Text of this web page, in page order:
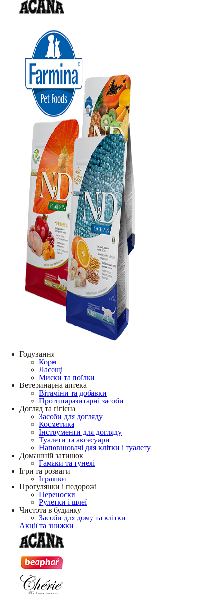
Годування
Корм
Ласощі
Миски та поїлки
Ветеринарна аптека
Вітаміни та добавки
Протипаразитарні засоби
Догляд та гігієна
Засоби для догляду
Косметика
Інструменти для догляду
Туалети та аксесуари
Наповнювачі для клітки і туалету
Домашній затишок
Гамаки та тунелі
Ігри та розваги
Іграшки
Прогулянки і подорожі
Переноски
Рулетки і шлеї
Чистота в будинку
Засоби для дому та клітки
Акції та знижки